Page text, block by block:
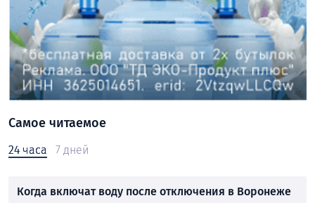
Самое читаемое
24 часа 7 дней
Когда включат воду после отключения в Воронеже